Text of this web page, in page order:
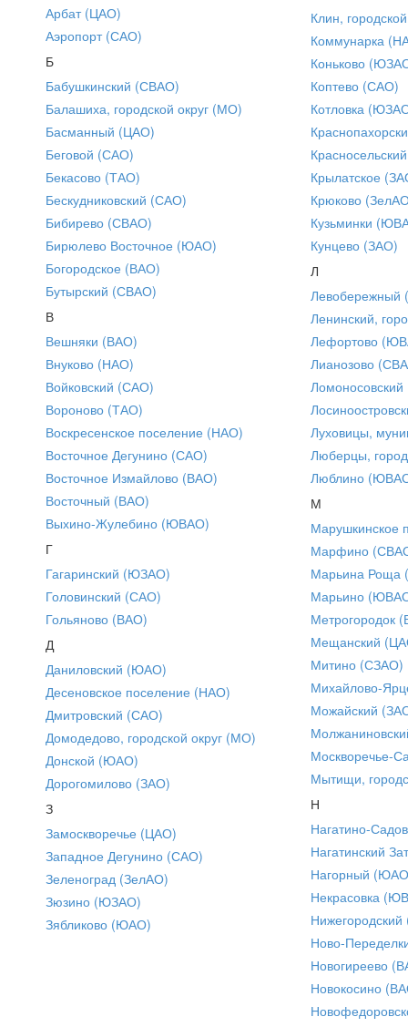
Арбат (ЦАО)
Аэропорт (САО)
Б
Бабушкинский (СВАО)
Балашиха, городской округ (МО)
Басманный (ЦАО)
Беговой (САО)
Бекасово (ТАО)
Бескудниковский (САО)
Бибирево (СВАО)
Бирюлево Восточное (ЮАО)
Богородское (ВАО)
Бутырский (СВАО)
В
Вешняки (ВАО)
Внуково (НАО)
Войковский (САО)
Вороново (ТАО)
Воскресенское поселение (НАО)
Восточное Дегунино (САО)
Восточное Измайлово (ВАО)
Восточный (ВАО)
Выхино-Жулебино (ЮВАО)
Г
Гагаринский (ЮЗАО)
Головинский (САО)
Гольяново (ВАО)
Д
Даниловский (ЮАО)
Десеновское поселение (НАО)
Дмитровский (САО)
Домодедово, городской округ (МО)
Донской (ЮАО)
Дорогомилово (ЗАО)
З
Замоскворечье (ЦАО)
Западное Дегунино (САО)
Зеленоград (ЗелАО)
Зюзино (ЮЗАО)
Зябликово (ЮАО)
Клин,
Коммунарка
Коньково
Коптево (САО)
Котловка
Крылатское
Крюково
Кузьминки
Кунцево (ЗАО)
Л
Ленинский,
Лефортово
Лианозово
Луховицы,
Люберцы,
Люблино
М
Марушкинское
Марфино
Марьина Роща
Марьино
Метрогородок
Мещанский
Митино (СЗАО)
Михайлово-
Можайский
Москворечье-
Мытищи,
Н
Нагатино-
Нагатинский
Нагорный
Некрасовка
Ново-
Новогиреево
Новокосино